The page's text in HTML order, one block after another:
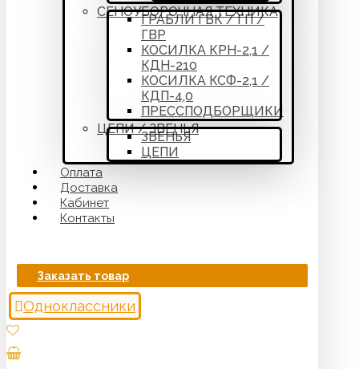
СЕНОУБОРОЧНАЯ ТЕХНИКА
ГРАБЛИ ГВК / ГП /
ГВР
КОСИЛКА КРН-2,1 /
КДН-210
КОСИЛКА КСФ-2,1 /
КДП-4,0
ПРЕССПОДБОРЩИКИ
ЦЕПИ / ЗВЕНЬЯ
ЗВЕНЬЯ
ЦЕПИ
Оплата
Доставка
Кабинет
Контакты
Заказать товар
Одноклассники